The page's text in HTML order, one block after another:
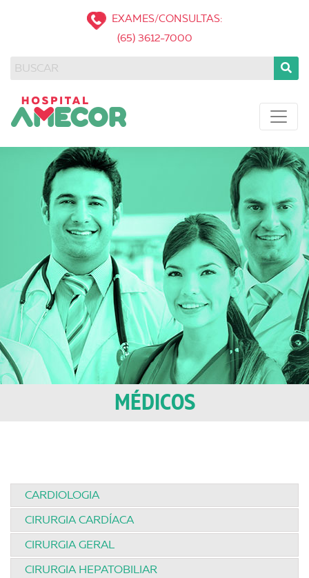
EXAMES/CONSULTAS:
(65) 3612-7000
MÉDICOS
CARDIOLOGIA
CIRURGIA CARDÍACA
CIRURGIA GERAL
CIRURGIA HEPATOBILIAR